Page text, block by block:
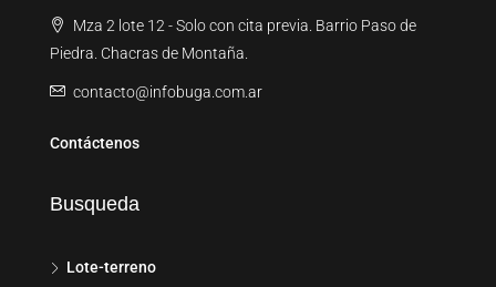
Mza 2 lote 12 - Solo con cita previa. Barrio Paso de
Piedra. Chacras de Montaña.
contacto@infobuga.com.ar
Contáctenos
Busqueda
Lote-terreno